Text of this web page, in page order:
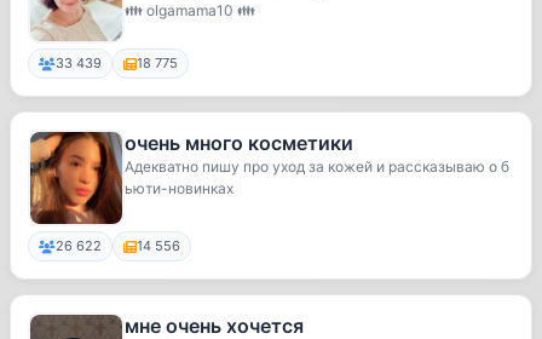
👪 olgamama10 👪
33 439 18 775
очень много косметики
Адекватно пишу про уход за кожей и рассказываю о б
ьюти-новинках
26 622 14 556
мне очень хочется